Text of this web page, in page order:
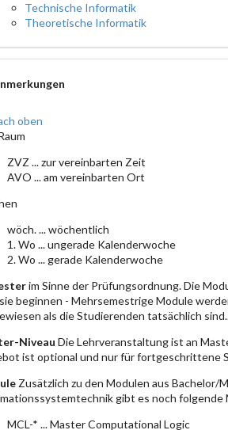
Technische Informatik
Theoretische Informatik
oben
ZVZ ... zur vereinbarten Zeit
AVO ... am vereinbarten Ort
wöch. ... wöchentlich
1. Wo ... ungerade Kalenderwoche
2. Wo ... gerade Kalenderwoche
im Sinne der Prüfungsordnung. Die
beginnen - Mehrsemestrige Module
als die Studierenden tatsächlich
Niveau Die Lehrveranstaltung ist an
ist optional und nur für fortgeschrittene
Zusätzlich zu den Modulen aus
gibt es noch folgende
MCL-* ... Master Computational Logic